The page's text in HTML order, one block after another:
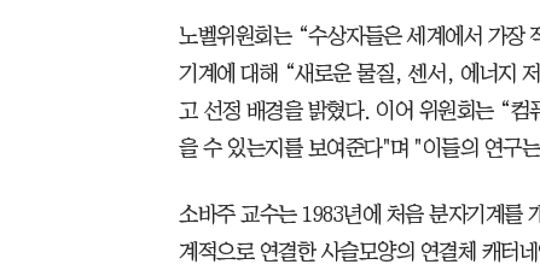
노벨위원회는 “수상자들은 세계에서 가장
기계에 대해 “새로운 물질, 센서, 에너지
고 선정 배경을 밝혔다. 이어 위원회는 “
을 수 있는지를 보여준다"며 "이들의 연구
소바주 교수는 1983년에 처음 분자기계를
계적으로 연결한 사슬모양의 연결체 캐터